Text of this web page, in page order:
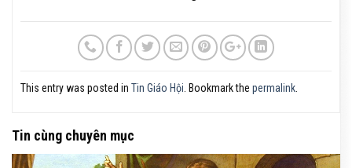
This entry was posted in Tin Giáo Hội . Bookmark the permalink
Tin cùng chuyên mục